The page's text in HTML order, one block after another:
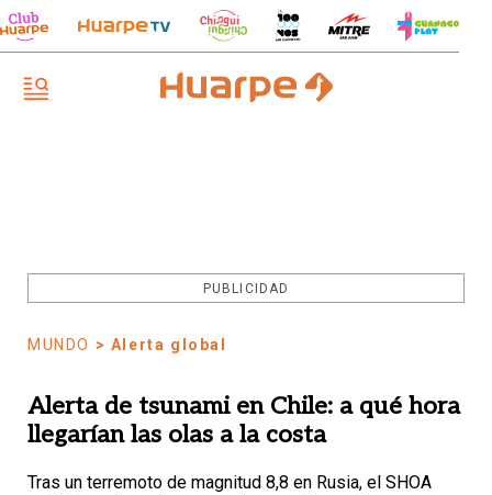
PUBLICIDAD
MUNDO > Alerta global
Alerta de tsunami en Chile: a qué hora
llegarían las olas a la costa
Tras un terremoto de magnitud 8,8 en Rusia, el SHOA